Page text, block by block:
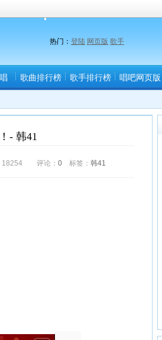
热门： 登陆 网页版 歌手
歌曲排行榜 歌手排行榜 唱吧网页版
- 韩41
18254 评论： 0 标签： 韩41